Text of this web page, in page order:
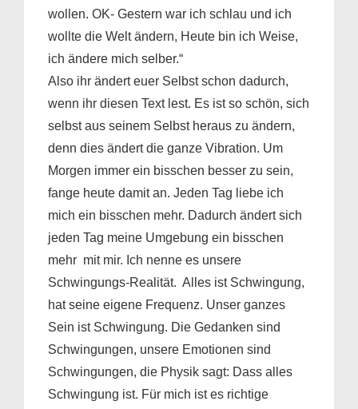
wollen. OK- Gestern war ich schlau und ich
wollte die Welt ändern, Heute bin ich Weise,
ich ändere mich selber.“
Also ihr ändert euer Selbst schon dadurch,
wenn ihr diesen Text lest. Es ist so schön, sich
selbst aus seinem Selbst heraus zu ändern,
denn dies ändert die ganze Vibration. Um
Morgen immer ein bisschen besser zu sein,
fange heute damit an. Jeden Tag liebe ich
mich ein bisschen mehr. Dadurch ändert sich
jeden Tag meine Umgebung ein bisschen
mehr mit mir. Ich nenne es unsere
Schwingungs-Realität. Alles ist Schwingung,
hat seine eigene Frequenz. Unser ganzes
Sein ist Schwingung. Die Gedanken sind
Schwingungen, unsere Emotionen sind
Schwingungen, die Physik sagt: Dass alles
Schwingung ist. Für mich ist es richtige